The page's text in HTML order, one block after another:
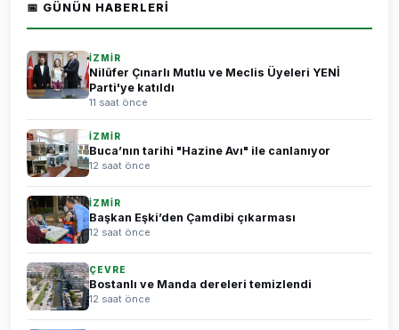
📅 GÜNÜN HABERLERI
İZMİR
Nilüfer Çınarlı Mutlu ve Meclis Üyeleri YENİ
Parti'ye katıldı
11 saat önce
İZMİR
Buca’nın tarihi "Hazine Avı" ile canlanıyor
12 saat önce
İZMİR
Başkan Eşki’den Çamdibi çıkarması
12 saat önce
ÇEVRE
Bostanlı ve Manda dereleri temizlendi
12 saat önce